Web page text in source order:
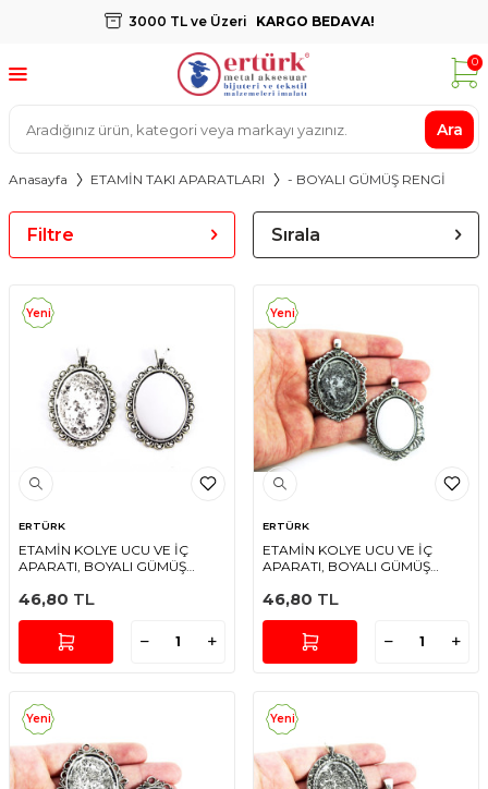
3000 TL ve Üzeri KARGO BEDAVA!
Ara
0
Anasayfa ETAMİN TAKI APARATLARI - BOYALI GÜMÜŞ RENGİ
Filtre Sırala
Yeni
ERTÜRK
ETAMİN KOLYE UCU VE İÇ
APARATI, BOYALI GÜMÜŞ
46,80 TL
Yeni
ERTÜRK
ETAMİN KOLYE UCU VE İÇ
APARATI, BOYALI GÜMÜŞ
46,80 TL
Yeni Yeni